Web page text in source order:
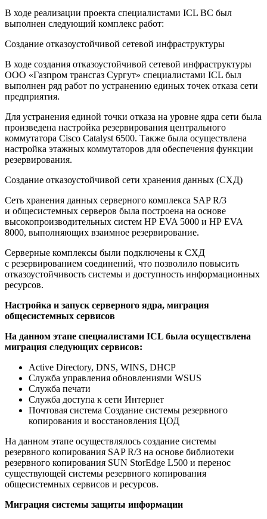
В ходе реализации проекта специалистами ICL ВС был
выполнен следующий комплекс работ:
Создание отказоустойчивой сетевой инфраструктуры
В ходе создания отказоустойчивой сетевой инфраструктуры
ООО «Газпром трансгаз Сургут» специалистами ICL был
выполнен ряд работ по устранению единых точек отказа сети
предприятия.
Для устранения единой точки отказа на уровне ядра сети была
произведена настройка резервирования центрального
коммутатора Cisco Catalyst 6500. Также была осуществлена
настройка этажных коммутаторов для обеспечения функции
резервирования.
Создание отказоустойчивой сети хранения данных (СХД)
Сеть хранения данных серверного комплекса SAP R/3
и общесистемных серверов была построена на основе
высокопроизводительных систем HP EVA 5000 и HP EVA
8000, выполняющих взаимное резервирование.
Серверные комплексы были подключены к СХД
с резервированием соединений, что позволило повысить
отказоустойчивость системы и доступность информационных
ресурсов.
Настройка и запуск серверного ядра, миграция
общесистемных сервисов
На данном этапе специалистами ICL была осуществлена
миграция следующих сервисов:
Active Directory, DNS, WINS, DHCP
Служба управления обновлениями WSUS
Служба печати
Служба доступа к сети Интернет
Почтовая система Создание системы резервного
копирования и восстановления ЦОД
На данном этапе осуществлялось создание системы
резервного копирования SAP R/3 на основе библиотеки
резервного копирования SUN StorEdge L500 и перенос
существующей системы резервного копирования
общесистемных сервисов и ресурсов.
Миграция системы защиты информации